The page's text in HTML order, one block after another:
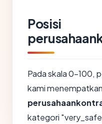
Posisi
Pada skala 0-100,
kami menempatkan
kategori